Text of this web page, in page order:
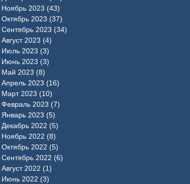
Ноябрь 2023 (43)
Октябрь 2023 (37)
Сентябрь 2023 (34)
Август 2023 (4)
Июль 2023 (3)
Июнь 2023 (3)
Май 2023 (8)
Апрель 2023 (16)
Март 2023 (10)
Февраль 2023 (7)
Январь 2023 (5)
Декабрь 2022 (5)
Ноябрь 2022 (8)
Октябрь 2022 (5)
Сентябрь 2022 (6)
Август 2022 (1)
Июнь 2022 (3)